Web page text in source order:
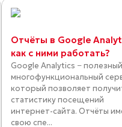
Отчёты в Google
как с ними работать?
Google Analytics − полезный
многофункциональный
который позволяет
статистику посещений
интернет-сайта. Отчёты
свою спе...